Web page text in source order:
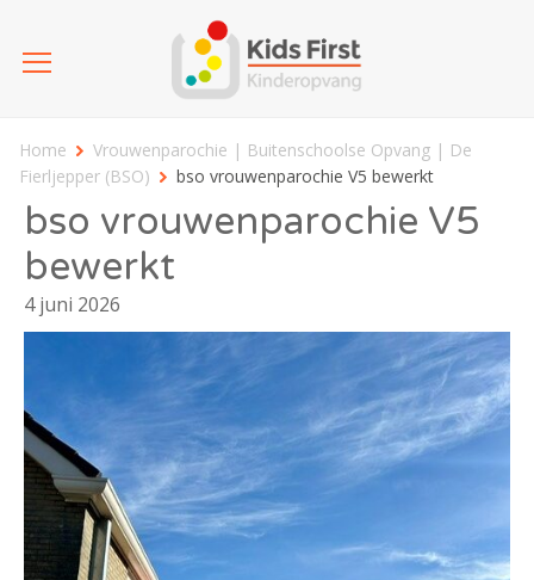
Home
Vrouwenparochie | Buitenschoolse Opvang | De
Fierljepper (BSO)
bso vrouwenparochie V5 bewerkt
bso vrouwenparochie V5
bewerkt
4 juni 2026